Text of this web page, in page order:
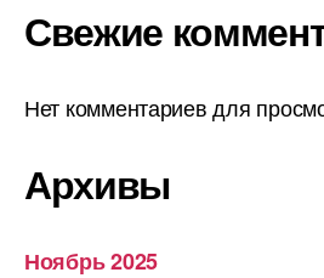
Свежие
Нет комментариев для
Архивы
Ноябрь 2025